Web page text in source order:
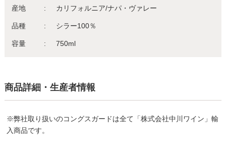
産地 カリフォルニア/ナパ・ヴァレー
品種 シラー100％
容量 750ml
商品詳細・生産者情報
※弊社取り扱いのコングスガードは全て「株式会社中川ワイン」輸
入商品です。